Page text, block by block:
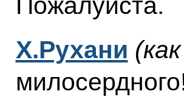
Х.Рухани